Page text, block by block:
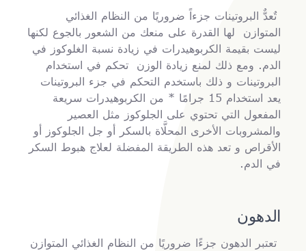
تٌعدٌّ البروتينات جزءاً ضروريًا من النظام الغذائي
المتوازن لها القدرة على منعك من الشعور بالجوع لكنها
ليست بقيمة الكربوهيدرات في زيادة نسبة الغلوكوز في
الدم. ومع ذلك لمنع زيادة الوزن تحكم في استخدام
البروتينات و ذلك باستخدم التحكم في جزء البروتينات
يعد استخدام 15 جرامًا * من الكربوهيدرات سريعة
المفعول التي تحتوي على الجلوكوز مثل العصير
والمشروبات الأخرى المحلَّاة بالسكر أو جل الجلوكوز أو
الأقراص و تعد هذه الطريقة المفضلة لعلاج هبوط السكر
في الدم.
الدهون
تعتبر الدهون جزءًا ضروريًا من النظام الغذائي المتوازن